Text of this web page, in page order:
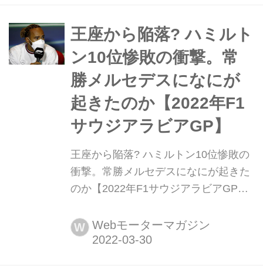
で幕を開けた2022年F1シーズンは、今
後どのように展開していくのか。決勝
は3月19日日曜日に行われ...
王座から陥落? ハミルト
ン10位惨敗の衝撃。常
勝メルセデスになにが
起きたのか【2022年F1
サウジアラビアGP】
王座から陥落? ハミルトン10位惨敗の
衝撃。常勝メルセデスになにが起きた
のか【2022年F1サウジアラビアGP】
れたF1第2戦サウジアラビアGPで、メ
ルセデスのルイス・ハミルトンは10位
W Webモーターマガジン